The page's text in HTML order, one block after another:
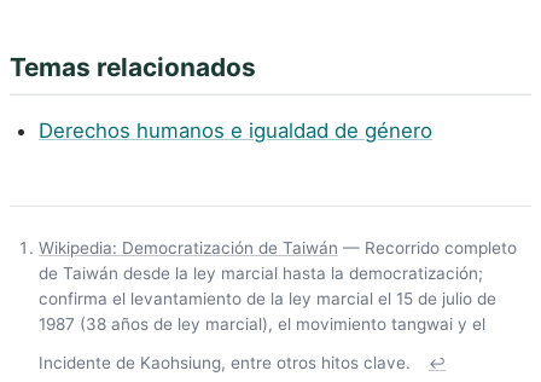
Temas relacionados
Derechos humanos e igualdad de género
Wikipedia: Democratización de Taiwán — Recorrido completo
de Taiwán desde la ley marcial hasta la democratización;
confirma el levantamiento de la ley marcial el 15 de julio de
1987 (38 años de ley marcial), el movimiento tangwai y el
Incidente de Kaohsiung, entre otros hitos clave.
↩